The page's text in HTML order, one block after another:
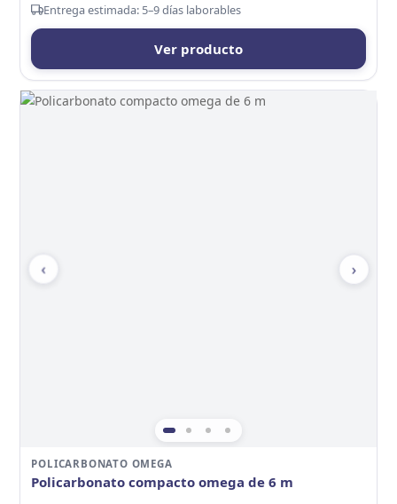
Entrega estimada: 5–9 días laborables
Ver producto
‹ ›
POLICARBONATO OMEGA
Policarbonato compacto omega de 6 m